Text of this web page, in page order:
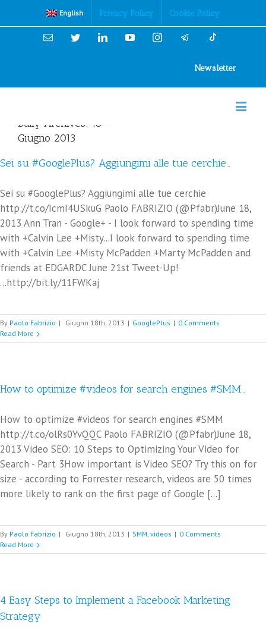
English Privacy Policy Cookie Policy
Email TwitterLinkedinYouTubeInstagram
Newsletter
Daily Archives: 18
Giugno 2013
Sei su #GooglePlus? Aggiungimi alle tue cerchie…
Sei su #GooglePlus? Aggiungimi alle tue cerchie
http://t.co/IcmI4USkuG Paolo FABRIZIO (@Pfabr)June 18,
2013 Ann Tran - Google+ - I look forward to spending time
with +Calvin Lee +Misty...I look forward to spending time
with +Calvin Lee +Misty McPadden +Marty McPadden and
friends at EDGARDC June 21st Tweet-Up!
...http://bit.ly/11FWKaj
By Paolo Fabrizio | Giugno 18th, 2013 | GooglePlus | 0 Comments
Read More
How to optimize #videos for search engines #SMM…
How to optimize #videos for search engines #SMM
http://t.co/olRs0YvQQC Paolo FABRIZIO (@Pfabr)June 18,
2013 Video SEO: 10 Steps to Optimizing Your Video for
Search - Part 3How important is Video SEO? Try this on for
size - according to Forrester research, videos are 50 times
more likely to rank on the first page of Google [...]
By Paolo Fabrizio | Giugno 18th, 2013 | SMM, videos | 0 Comments
Read More
4 Easy Steps to Implement a Facebook Marketing
Strategy
Cookies Policy